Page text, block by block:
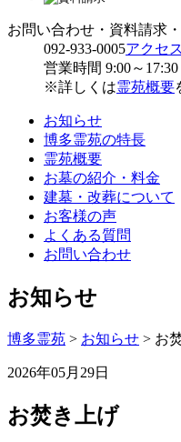
お問い合わせ・資料請求
092-933-0005アクセス
営業時間 9:00～
※詳しくは霊苑概要
お知らせ
博多霊苑の特長
霊苑概要
お墓の紹介・料金
建墓・改葬について
お客様の声
よくある質問
お問い合わせ
お知らせ
博多霊苑 > お知らせ > お
2026年05月29日
お焚き上げ